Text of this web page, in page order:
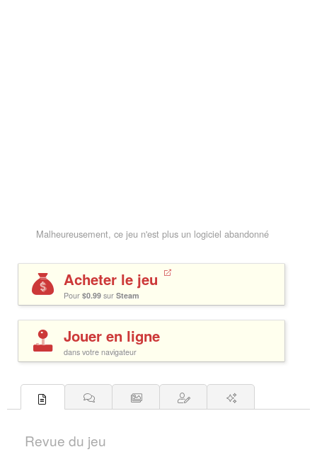
Malheureusement, ce jeu n'est plus un logiciel abandonné
Acheter le jeu
Pour $0.99 sur Steam
Jouer en ligne
dans votre navigateur
Revue du jeu